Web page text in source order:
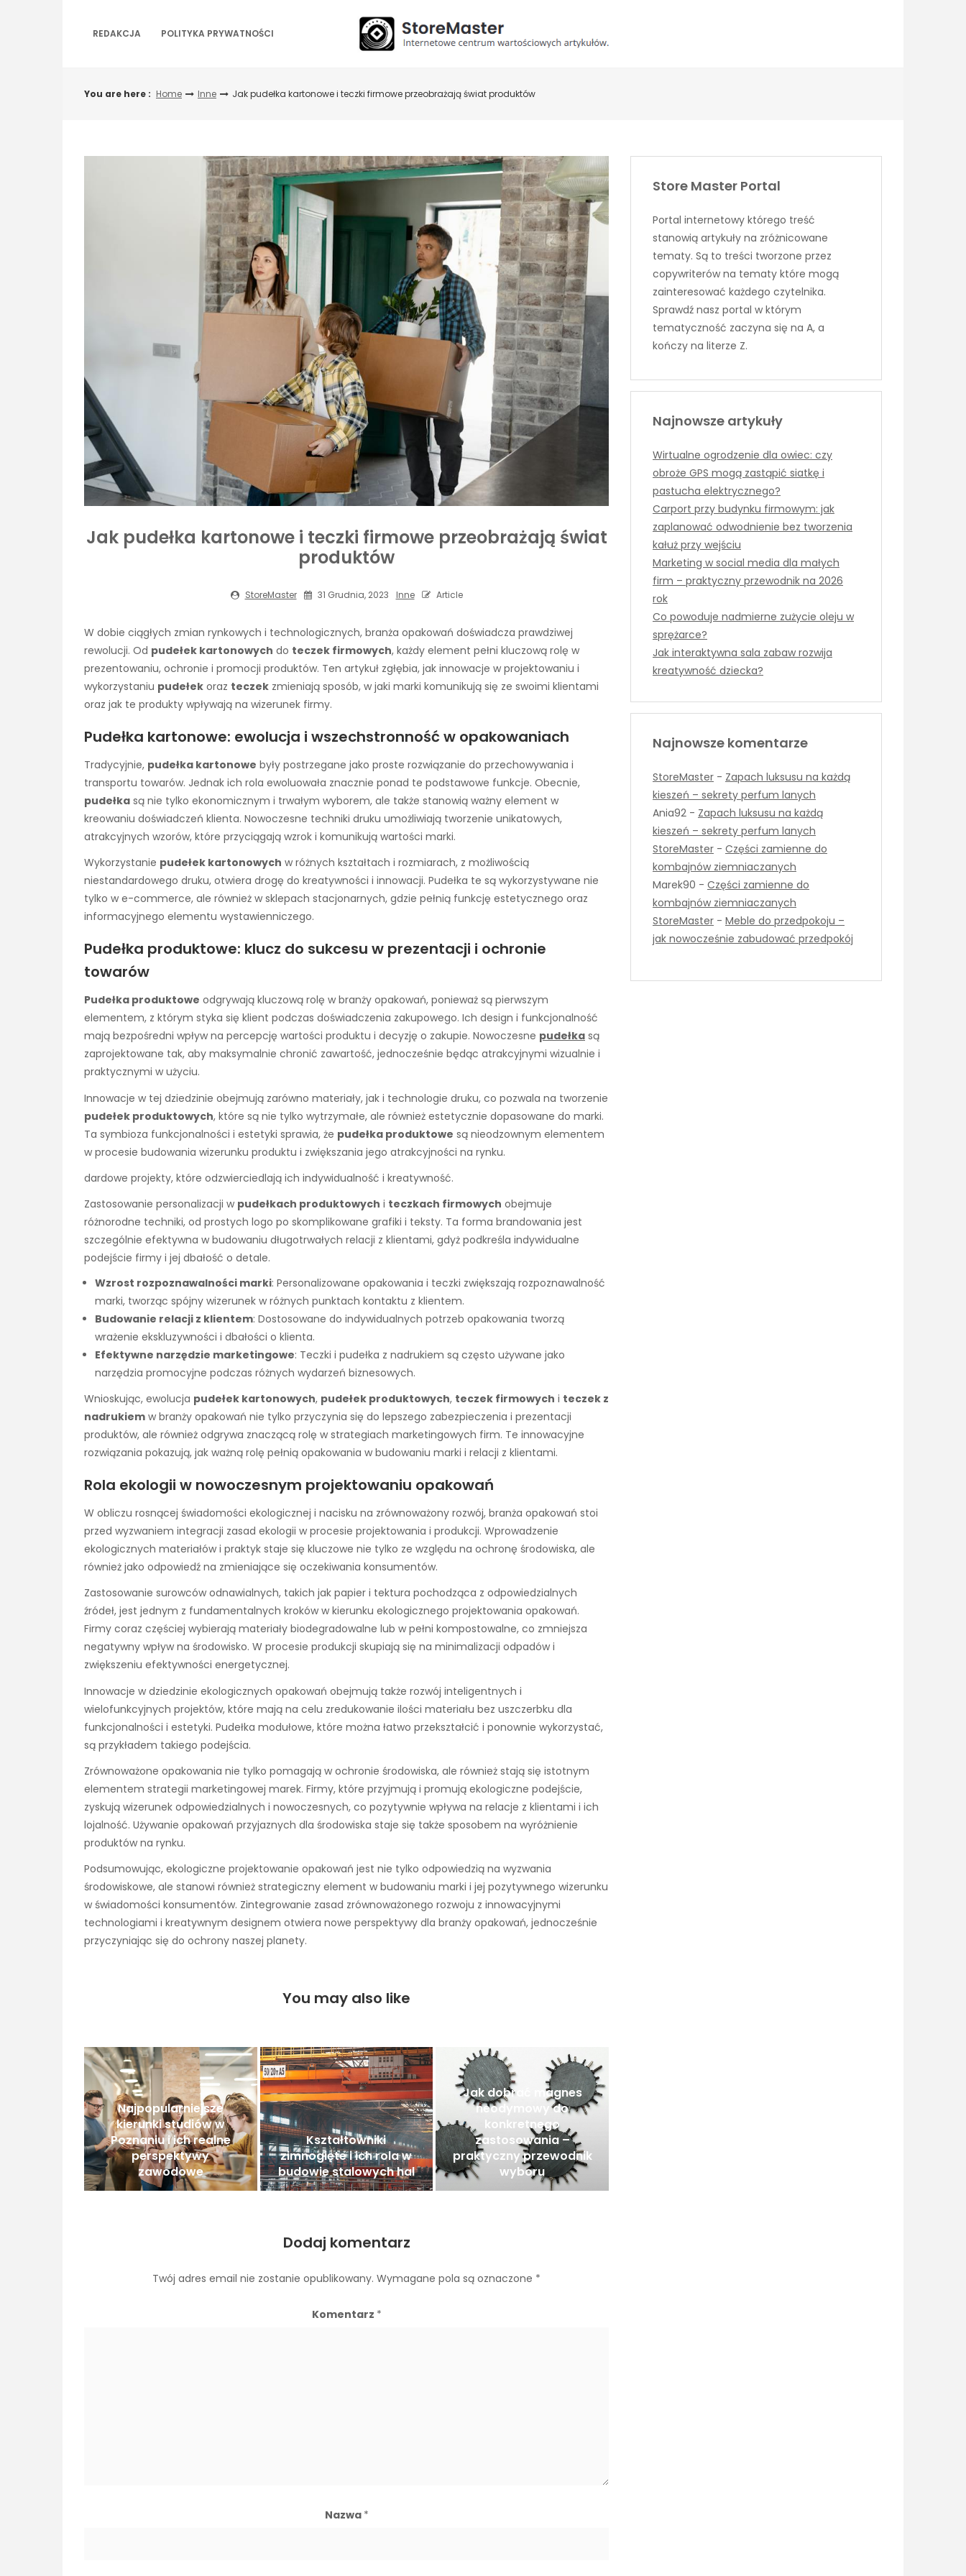
REDAKCJA POLITYKA PRYWATNOŚCI
You are here : Home Inne Jak pudełka kartonowe i teczki firmowe przeobrażają świat produktów
Jak pudełka kartonowe i teczki firmowe przeobrażają świat
produktów
StoreMaster 31 Grudnia, 2023 Inne Article
W dobie ciągłych zmian rynkowych i technologicznych, branża opakowań doświadcza prawdziwej
rewolucji. Od pudełek kartonowych do teczek firmowych, każdy element pełni kluczową rolę w
prezentowaniu, ochronie i promocji produktów. Ten artykuł zgłębia, jak innowacje w projektowaniu i
wykorzystaniu pudełek oraz teczek zmieniają sposób, w jaki marki komunikują się ze swoimi klientami
oraz jak te produkty wpływają na wizerunek firmy.
Pudełka kartonowe: ewolucja i wszechstronność w opakowaniach
Tradycyjnie, pudełka kartonowe były postrzegane jako proste rozwiązanie do przechowywania i
transportu towarów. Jednak ich rola ewoluowała znacznie ponad te podstawowe funkcje. Obecnie,
pudełka są nie tylko ekonomicznym i trwałym wyborem, ale także stanowią ważny element w
kreowaniu doświadczeń klienta. Nowoczesne techniki druku umożliwiają tworzenie unikatowych,
atrakcyjnych wzorów, które przyciągają wzrok i komunikują wartości marki.
Wykorzystanie pudełek kartonowych w różnych kształtach i rozmiarach, z możliwością
niestandardowego druku, otwiera drogę do kreatywności i innowacji. Pudełka te są wykorzystywane nie
tylko w e-commerce, ale również w sklepach stacjonarnych, gdzie pełnią funkcję estetycznego oraz
informacyjnego elementu wystawienniczego.
Pudełka produktowe: klucz do sukcesu w prezentacji i ochronie
towarów
Pudełka produktowe odgrywają kluczową rolę w branży opakowań, ponieważ są pierwszym
elementem, z którym styka się klient podczas doświadczenia zakupowego. Ich design i funkcjonalność
mają bezpośredni wpływ na percepcję wartości produktu i decyzję o zakupie. Nowoczesne pudełka są
zaprojektowane tak, aby maksymalnie chronić zawartość, jednocześnie będąc atrakcyjnymi wizualnie i
praktycznymi w użyciu.
Innowacje w tej dziedzinie obejmują zarówno materiały, jak i technologie druku, co pozwala na tworzenie
pudełek produktowych, które są nie tylko wytrzymałe, ale również estetycznie dopasowane do marki.
Ta symbioza funkcjonalności i estetyki sprawia, że pudełka produktowe są nieodzownym elementem
w procesie budowania wizerunku produktu i zwiększania jego atrakcyjności na rynku.
dardowe projekty, które odzwierciedlają ich indywidualność i kreatywność.
Zastosowanie personalizacji w pudełkach produktowych i teczkach firmowych obejmuje
różnorodne techniki, od prostych logo po skomplikowane grafiki i teksty. Ta forma brandowania jest
szczególnie efektywna w budowaniu długotrwałych relacji z klientami, gdyż podkreśla indywidualne
podejście firmy i jej dbałość o detale.
Wzrost rozpoznawalności marki: Personalizowane opakowania i teczki zwiększają rozpoznawalność
marki, tworząc spójny wizerunek w różnych punktach kontaktu z klientem.
Budowanie relacji z klientem: Dostosowane do indywidualnych potrzeb opakowania tworzą
wrażenie ekskluzywności i dbałości o klienta.
Efektywne narzędzie marketingowe: Teczki i pudełka z nadrukiem są często używane jako
narzędzia promocyjne podczas różnych wydarzeń biznesowych.
Wnioskując, ewolucja pudełek kartonowych, pudełek produktowych, teczek firmowych i teczek z
nadrukiem w branży opakowań nie tylko przyczynia się do lepszego zabezpieczenia i prezentacji
produktów, ale również odgrywa znaczącą rolę w strategiach marketingowych firm. Te innowacyjne
rozwiązania pokazują, jak ważną rolę pełnią opakowania w budowaniu marki i relacji z klientami.
Rola ekologii w nowoczesnym projektowaniu opakowań
W obliczu rosnącej świadomości ekologicznej i nacisku na zrównoważony rozwój, branża opakowań stoi
przed wyzwaniem integracji zasad ekologii w procesie projektowania i produkcji. Wprowadzenie
ekologicznych materiałów i praktyk staje się kluczowe nie tylko ze względu na ochronę środowiska, ale
również jako odpowiedź na zmieniające się oczekiwania konsumentów.
Zastosowanie surowców odnawialnych, takich jak papier i tektura pochodząca z odpowiedzialnych
źródeł, jest jednym z fundamentalnych kroków w kierunku ekologicznego projektowania opakowań.
Firmy coraz częściej wybierają materiały biodegradowalne lub w pełni kompostowalne, co zmniejsza
negatywny wpływ na środowisko. W procesie produkcji skupiają się na minimalizacji odpadów i
zwiększeniu efektywności energetycznej.
Innowacje w dziedzinie ekologicznych opakowań obejmują także rozwój inteligentnych i
wielofunkcyjnych projektów, które mają na celu zredukowanie ilości materiału bez uszczerbku dla
funkcjonalności i estetyki. Pudełka modułowe, które można łatwo przekształcić i ponownie wykorzystać,
są przykładem takiego podejścia.
Zrównoważone opakowania nie tylko pomagają w ochronie środowiska, ale również stają się istotnym
elementem strategii marketingowej marek. Firmy, które przyjmują i promują ekologiczne podejście,
zyskują wizerunek odpowiedzialnych i nowoczesnych, co pozytywnie wpływa na relacje z klientami i ich
lojalność. Używanie opakowań przyjaznych dla środowiska staje się także sposobem na wyróżnienie
produktów na rynku.
Podsumowując, ekologiczne projektowanie opakowań jest nie tylko odpowiedzią na wyzwania
środowiskowe, ale stanowi również strategiczny element w budowaniu marki i jej pozytywnego wizerunku
w świadomości konsumentów. Zintegrowanie zasad zrównoważonego rozwoju z innowacyjnymi
technologiami i kreatywnym designem otwiera nowe perspektywy dla branży opakowań, jednocześnie
przyczyniając się do ochrony naszej planety.
You may also like
Najpopularniejsze
kierunki studiów w
Poznaniu i ich realne
perspektywy
zawodowe
Kształtowniki
zimnogięte i ich rola w
budowie stalowych hal
Jak dobrać magnes
neodymowy do
konkretnego
zastosowania –
praktyczny przewodnik
wyboru
Dodaj komentarz
Twój adres email nie zostanie opublikowany. Wymagane pola są oznaczone *
Komentarz *
Nazwa *
Store Master Portal
Portal internetowy którego treść
stanowią artykuły na zróżnicowane
tematy. Są to treści tworzone przez
copywriterów na tematy które mogą
zainteresować każdego czytelnika.
Sprawdź nasz portal w którym
tematyczność zaczyna się na A, a
kończy na literze Z.
Najnowsze artykuły
Wirtualne ogrodzenie dla owiec: czy
obroże GPS mogą zastąpić siatkę i
pastucha elektrycznego?
Carport przy budynku firmowym: jak
zaplanować odwodnienie bez tworzenia
kałuż przy wejściu
Marketing w social media dla małych
firm – praktyczny przewodnik na 2026
rok
Co powoduje nadmierne zużycie oleju w
sprężarce?
Jak interaktywna sala zabaw rozwija
kreatywność dziecka?
Najnowsze komentarze
StoreMaster - Zapach luksusu na każdą
kieszeń – sekrety perfum lanych
Ania92 - Zapach luksusu na każdą
kieszeń – sekrety perfum lanych
StoreMaster - Części zamienne do
kombajnów ziemniaczanych
Marek90 - Części zamienne do
kombajnów ziemniaczanych
StoreMaster - Meble do przedpokoju –
jak nowocześnie zabudować przedpokój